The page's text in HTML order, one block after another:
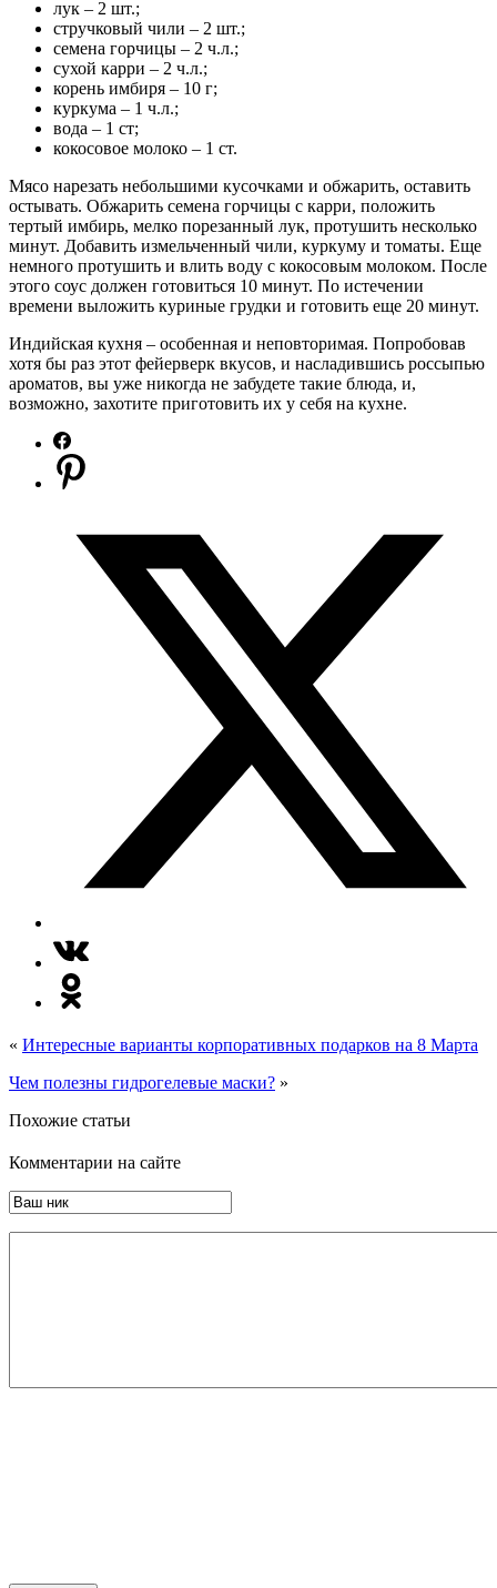
лук – 2 шт.;
стручковый чили – 2 шт.;
семена горчицы – 2 ч.л.;
сухой карри – 2 ч.л.;
корень имбиря – 10 г;
куркума – 1 ч.л.;
вода – 1 ст;
кокосовое молоко – 1 ст.
Мясо нарезать небольшими кусочками и обжарить, оставить
остывать. Обжарить семена горчицы с карри, положить
тертый имбирь, мелко порезанный лук, протушить несколько
минут. Добавить измельченный чили, куркуму и томаты. Еще
немного протушить и влить воду с кокосовым молоком. После
этого соус должен готовиться 10 минут. По истечении
времени выложить куриные грудки и готовить еще 20 минут.
Индийская кухня – особенная и неповторимая. Попробовав
хотя бы раз этот фейерверк вкусов, и насладившись россыпью
ароматов, вы уже никогда не забудете такие блюда, и,
возможно, захотите приготовить их у себя на кухне.
« Интересные варианты корпоративных подарков на 8 Марта
Чем полезны гидрогелевые маски? »
Похожие статьи
Комментарии на сайте